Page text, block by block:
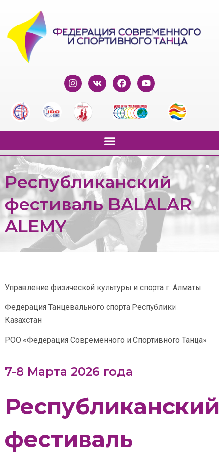
Республиканский
фестиваль BALALAR
ALEMY
Управление физической культуры и спорта г. Алматы
Федерация Танцевального спорта Республики
Казахстан
РОО «Федерация Современного и Спортивного Танца»
7-8 Марта 2026 года
Республиканский
фестиваль